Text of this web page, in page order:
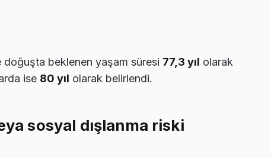
beklenen yaşam süresi 77,3 yıl olarak
ise 80 yıl olarak belirlendi.
sosyal dışlanma riski